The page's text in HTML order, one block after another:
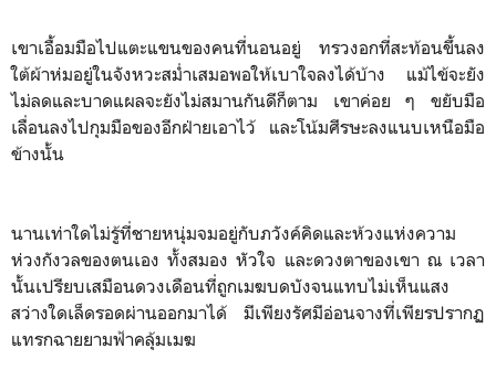
เขาเอื้อมมือไปแตะแขนของคนที่นอนอยู่ ทรวงอกที่สะท้อนขึ้นลง
ใต้ผ้าห่มอยู่ในจังหวะสม่ำเสมอพอให้เบาใจลงได้บ้าง แม้ไข้จะยัง
ไม่ลดและบาดแผลจะยังไม่สมานกันดีก็ตาม เขาค่อย ๆ ขยับมือ
เลื่อนลงไปกุมมือของอีกฝ่ายเอาไว้ และโน้มศีรษะลงแนบเหนือมือ
ข้างนั้น
นานเท่าใดไม่รู้ที่ชายหนุ่มจมอยู่กับภวังค์คิดและห้วงแห่งความ
ห่วงกังวลของตนเอง ทั้งสมอง หัวใจ และดวงตาของเขา ณ เวลา
นั้นเปรียบเสมือนดวงเดือนที่ถูกเมฆบดบังจนแทบไม่เห็นแสง
สว่างใดเล็ดรอดผ่านออกมาได้ มีเพียงรัศมีอ่อนจางที่เพียรปรากฏ
แทรกฉายยามฟ้าคลุ้มเมฆ